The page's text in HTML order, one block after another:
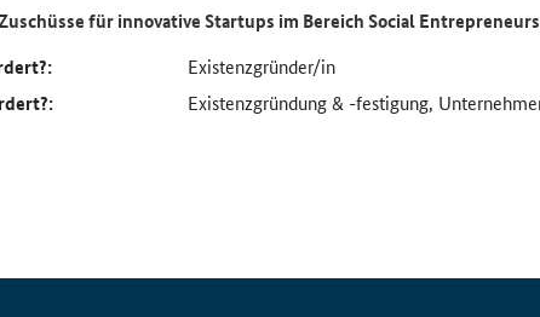
für innovative Startups im Bereich Social
Existenzgründer/in
Existenzgründung & -festigung,